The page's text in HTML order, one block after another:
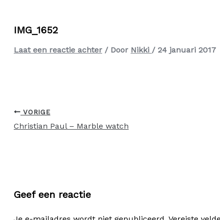
IMG_1652
Laat een reactie achter / Door Nikki / 24 januari 2017
VORIGE
Christian Paul – Marble watch
Geef een reactie